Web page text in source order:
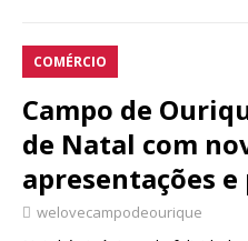
COMÉRCIO
Campo de
de Natal com
apresentações e
welovecampodeourique